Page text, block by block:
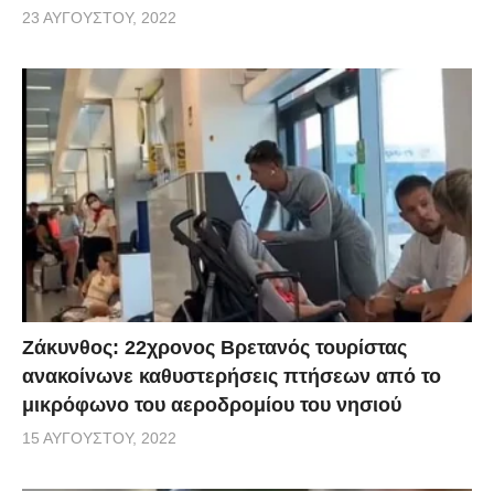
23 ΑΥΓΟΎΣΤΟΥ, 2022
Ζάκυνθος: 22χρονος Βρετανός τουρίστας
ανακοίνωνε καθυστερήσεις πτήσεων από το
μικρόφωνο του αεροδρομίου του νησιού
15 ΑΥΓΟΎΣΤΟΥ, 2022